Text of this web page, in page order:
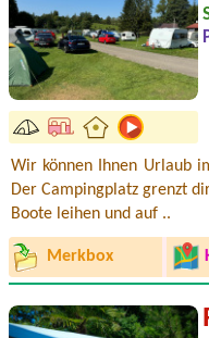
Wir können Ihnen Urlaub
Der Campingplatz grenzt
Boote leihen und auf ..
Merkbox